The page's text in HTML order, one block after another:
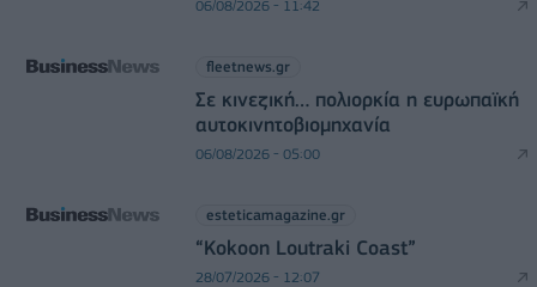
06/08/2026 - 11:42
fleetnews.gr
Σε κινεζική… πολιορκία η ευρωπαϊκή
αυτοκινητοβιομηχανία
06/08/2026 - 05:00
esteticamagazine.gr
“Kokoon Loutraki Coast”
28/07/2026 - 12:07